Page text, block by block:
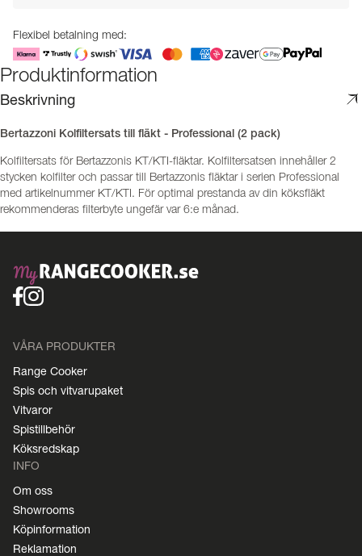
Flexibel betalning med:
Produktinformation
Beskrivning
Bertazzoni Kolfiltersats till fläkt - Professional (2 pack)
Kolfiltersats för Bertazzonis KT/KTI-fläktar. Kolfiltersatsen innehåller 2
stycken kolfilter och passar till Bertazzonis fläktar i serien Professional
med artikelnummer KT/KTI. För optimal prestanda av din köksfläkt
rekommenderas filterbyte ungefär var 6:e månad.
VÅRA PRODUKTER
Range Cooker
Spis och vitvarupaket
Vitvaror
Spistillbehör
Köksredskap
INFO
Om oss
Showrooms
Köpinformation
Reklamation